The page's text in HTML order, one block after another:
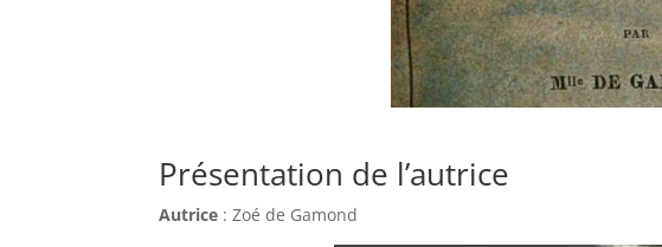
Présentation de l’autrice
Autrice : Zoé de Gamond